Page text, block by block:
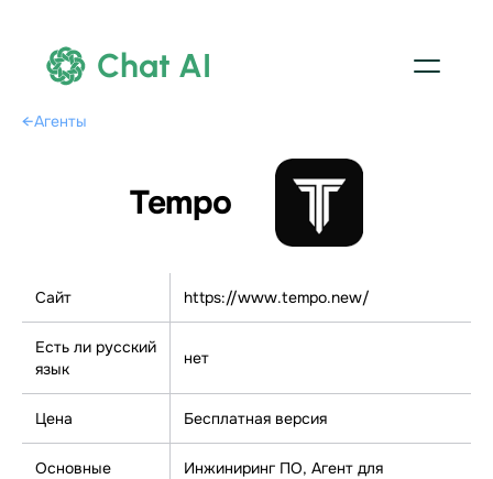
Chat AI
←Агенты
Tempo
Сайт https://www.tempo.new/
Есть ли русский
язык
нет
Цена Бесплатная версия
Основные
Инжиниринг ПО, Агент для